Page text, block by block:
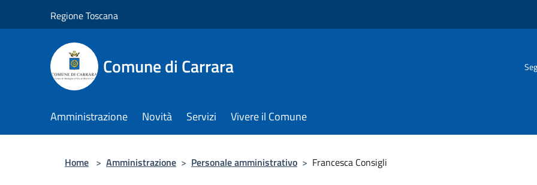
Regione Toscana
Comune di Carrara
Amministrazione Novità Servizi Vivere il Comune
Home > Amministrazione > Personale amministrativo > Francesca Consigli